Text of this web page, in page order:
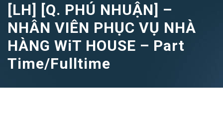
[LH] [Q. PHÚ NHUẬN] –
NHÂN VIÊN PHỤC VỤ NHÀ
HÀNG WiT HOUSE – Part
Time/Fulltime